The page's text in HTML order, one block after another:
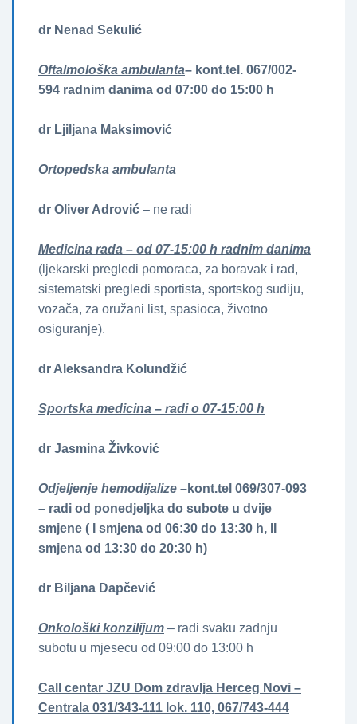
dr Nenad Sekulić
Oftalmološka ambulanta– kont.tel. 067/002-
594 radnim danima od 07:00 do 15:00 h
dr Ljiljana Maksimović
Ortopedska ambulanta
dr Oliver Adrović – ne radi
Medicina rada – od 07-15:00 h radnim danima
(ljekarski pregledi pomoraca, za boravak i rad,
sistematski pregledi sportista, sportskog sudiju,
vozača, za oružani list, spasioca, životno
osiguranje).
dr Aleksandra Kolundžić
Sportska medicina – radi o 07-15:00 h
dr Jasmina Živković
Odjeljenje hemodijalize –kont.tel 069/307-093
– radi od ponedjeljka do subote u dvije
smjene ( I smjena od 06:30 do 13:30 h, II
smjena od 13:30 do 20:30 h)
dr Biljana Dapčević
Onkološki konzilijum – radi svaku zadnju
subotu u mjesecu od 09:00 do 13:00 h
Call centar JZU Dom zdravlja Herceg Novi –
Centrala 031/343-111 lok. 110, 067/743-444